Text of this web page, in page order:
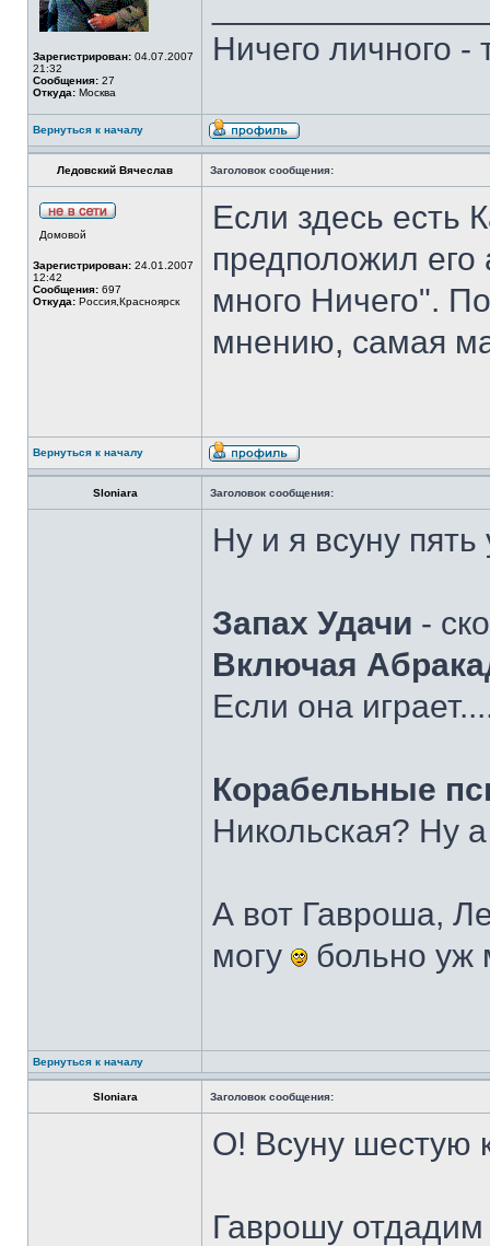
Зарегистрирован: 04.07.2007
21:32
Сообщения: 27
Откуда: Москва
Ничего личного -
Вернуться к началу
Ледовский Вячеслав Заголовок сообщения:
Домовой
Зарегистрирован: 24.01.2007
12:42
Сообщения: 697
Откуда: Россия,Красноярск
Если здесь есть
предположил
много Ничего".
мнению, самая
Вернуться к началу
Sloniara Заголовок сообщения:
Ну и я всуну
Запах Удачи -
Включая
Если она
Корабельные
Никольская? Ну
А вот Гавроша,
могу
больно уж
Вернуться к началу
Sloniara Заголовок сообщения:
О! Всуну шестую
Гаврошу